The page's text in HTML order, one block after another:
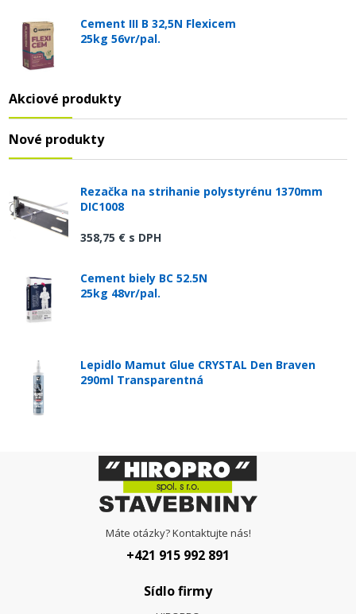
Cement III B 32,5N Flexicem
25kg 56vr/pal.
Akciové produkty
Nové produkty
Rezačka na strihanie polystyrénu 1370mm
DIC1008
358,75 € s DPH
Cement biely BC 52.5N
25kg 48vr/pal.
Lepidlo Mamut Glue CRYSTAL Den Braven
290ml Transparentná
Máte otázky? Kontaktujte nás!
+421 915 992 891
Sídlo firmy